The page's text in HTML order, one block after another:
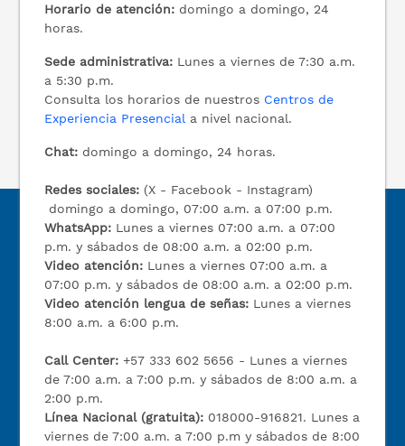
Horario de atención: domingo a domingo, 24
horas.
Sede administrativa: Lunes a viernes de 7:30 a.m.
a 5:30 p.m.
Consulta los horarios de nuestros Centros de
Experiencia Presencial a nivel nacional.
Chat: domingo a domingo, 24 horas.
Redes sociales: (X - Facebook - Instagram)
domingo a domingo, 07:00 a.m. a 07:00 p.m.
WhatsApp: Lunes a viernes 07:00 a.m. a 07:00
p.m. y sábados de 08:00 a.m. a 02:00 p.m.
Video atención: Lunes a viernes 07:00 a.m. a
07:00 p.m. y sábados de 08:00 a.m. a 02:00 p.m.
Video atención lengua de señas: Lunes a viernes
8:00 a.m. a 6:00 p.m.
Call Center:+57 333 602 5656 - Lunes a viernes
de 7:00 a.m. a 7:00 p.m. y sábados de 8:00 a.m. a
2:00 p.m.
Línea Nacional (gratuita): 018000-916821. Lunes a
viernes de 7:00 a.m. a 7:00 p.m y sábados de 8:00